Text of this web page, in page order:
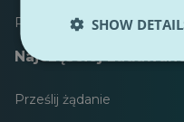
Przewodnik po postach
Najczęściej
Prześlij żądanie
SHOW